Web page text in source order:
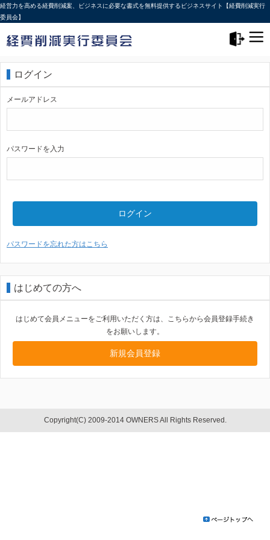
経営力を高める経費削減案、ビジネスに必要な書式を無料提供するビジネスサイト【経費削減実行
委員会】
ログイン
メールアドレス
パスワードを入力
ログイン
パスワードを忘れた方はこちら
はじめての方へ
はじめて会員メニューをご利用いただく方は、こちらから会員登録手続き
をお願いします。
新規会員登録
Copyright(C) 2009-2014 OWNERS All Rights Reserved.